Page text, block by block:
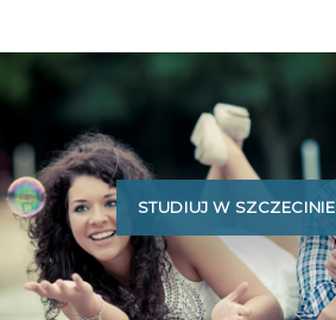
STUDIUJ W SZCZECINIE